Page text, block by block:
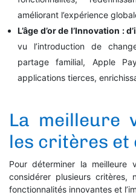
améliorant l’expérience
L’âge d’or de l’Innovation :
vu l’introduction de
partage familial, Apple
applications tierces,
La meilleure
les critères et
Pour déterminer la meilleure
considérer plusieurs critères,
fonctionnalités innovantes et